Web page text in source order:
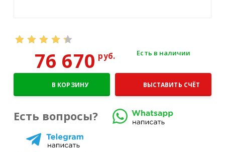
76 670руб. Есть в наличии
В КОРЗИНУ ВЫСТАВИТЬ СЧЁТ
Есть вопросы?